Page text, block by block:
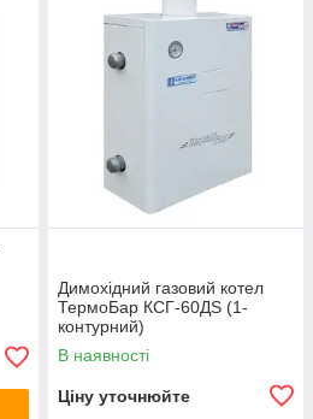
Димохідний газовий котел
ТермоБар КСГ-60ДЅ (1-
контурний)
В наявності
Ціну уточнюйте